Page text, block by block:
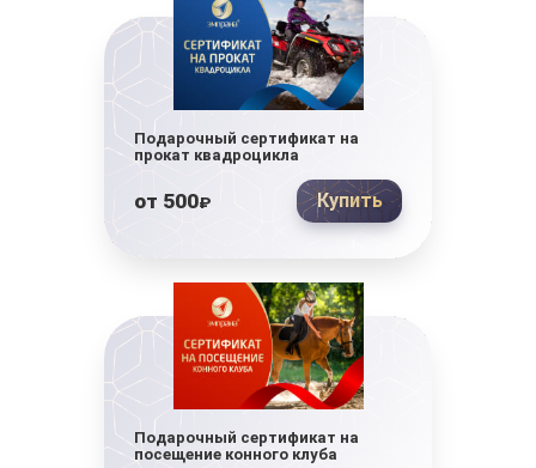
Подарочный сертификат на
прокат квадроцикла
от 500₽ Купить
Подарочный сертификат на
посещение конного клуба